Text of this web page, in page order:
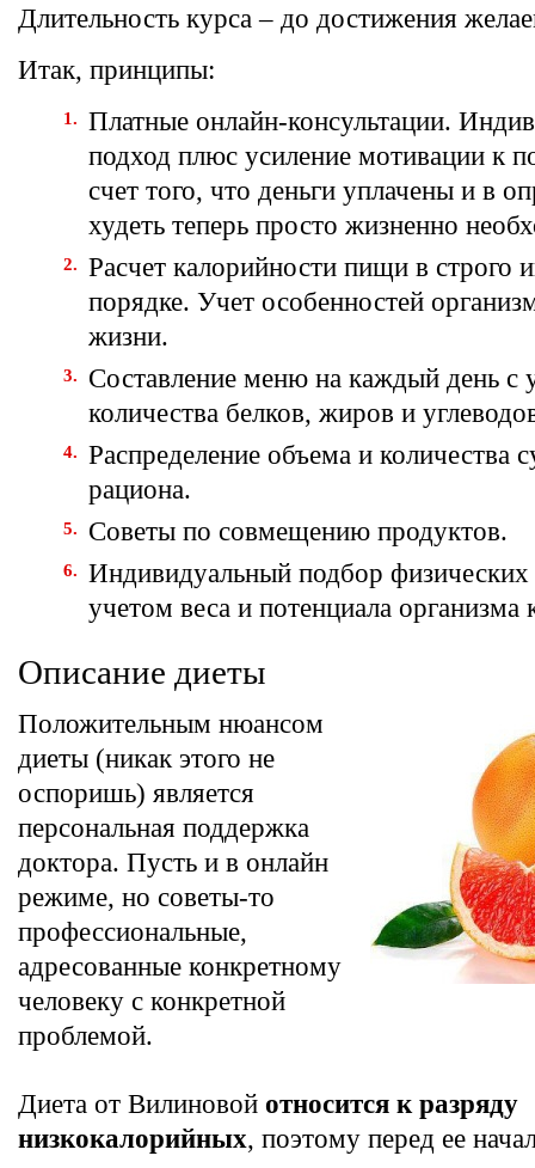
Длительность курса – до достижения
Итак, принципы:
Платные онлайн-консультации.
подход плюс усиление мотивации к
счет того, что деньги уплачены и в
худеть теперь просто жизненно
Расчет калорийности пищи в строго
порядке. Учет особенностей
жизни.
Составление меню на каждый день с
количества белков, жиров и
Распределение объема и количества
рациона.
Советы по совмещению продуктов.
Индивидуальный подбор физических
учетом веса и потенциала организма
Описание диеты
Положительным нюансом
диеты (никак этого не
оспоришь) является
персональная поддержка
доктора. Пусть и в онлайн
режиме, но советы-то
профессиональные,
адресованные конкретному
человеку с конкретной
проблемой.
Диета от Вилиновой относится к разряду
низкокалорийных, поэтому перед ее